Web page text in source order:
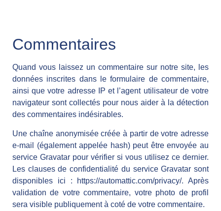
Commentaires
Quand vous laissez un commentaire sur notre site, les
données inscrites dans le formulaire de commentaire,
ainsi que votre adresse IP et l’agent utilisateur de votre
navigateur sont collectés pour nous aider à la détection
des commentaires indésirables.
Une chaîne anonymisée créée à partir de votre adresse
e-mail (également appelée hash) peut être envoyée au
service Gravatar pour vérifier si vous utilisez ce dernier.
Les clauses de confidentialité du service Gravatar sont
disponibles ici : https://automattic.com/privacy/. Après
validation de votre commentaire, votre photo de profil
sera visible publiquement à coté de votre commentaire.